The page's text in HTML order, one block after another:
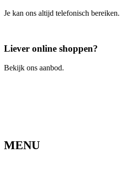
Je kan ons altijd telefonisch bereiken.
Liever online shoppen?
Bekijk ons aanbod.
MENU